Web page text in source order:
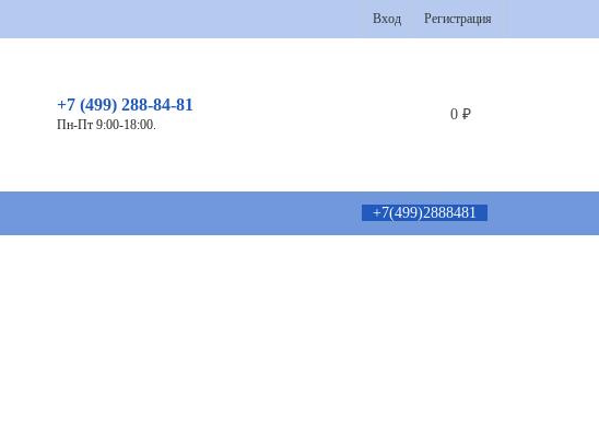
Вход Регистрация
+7 (499) 288-84-81
Пн-Пт 9:00-18:00.
0 ₽
+7(499)2888481